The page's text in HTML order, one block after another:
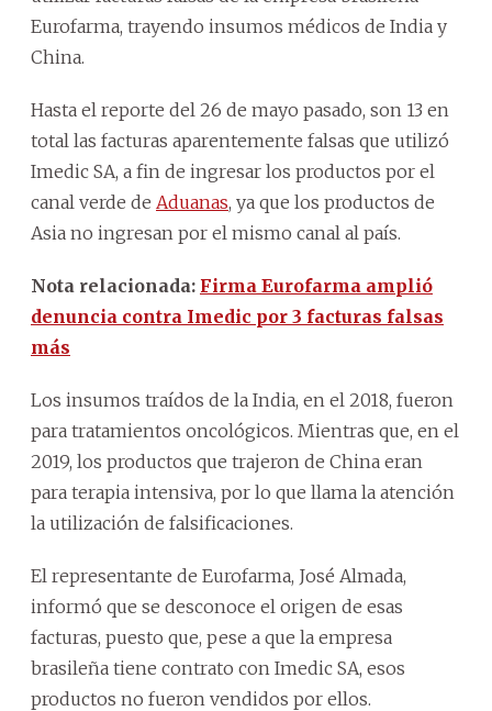
Eurofarma, trayendo insumos médicos de India y
China.
Hasta el reporte del 26 de mayo pasado, son 13 en
total las facturas aparentemente falsas que utilizó
Imedic SA, a fin de ingresar los productos por el
canal verde de Aduanas, ya que los productos de
Asia no ingresan por el mismo canal al país.
Nota relacionada: Firma Eurofarma amplió
denuncia contra Imedic por 3 facturas falsas
más
Los insumos traídos de la India, en el 2018, fueron
para tratamientos oncológicos. Mientras que, en el
2019, los productos que trajeron de China eran
para terapia intensiva, por lo que llama la atención
la utilización de falsificaciones.
El representante de Eurofarma, José Almada,
informó que se desconoce el origen de esas
facturas, puesto que, pese a que la empresa
brasileña tiene contrato con Imedic SA, esos
productos no fueron vendidos por ellos.